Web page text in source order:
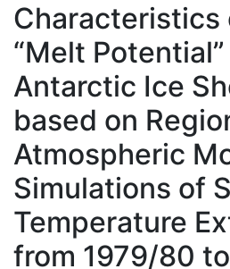
Characteristics
“Melt
Antarctic Ice
based on
Atmospheric
Simulations of
Temperature
from 1979/80